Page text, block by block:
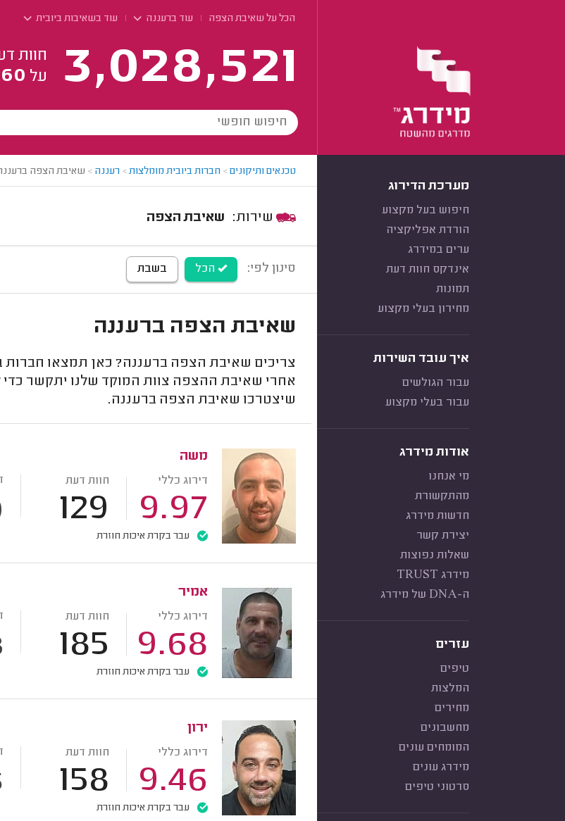
הכל על שאיבת הצפה עוד ברעננה עוד בשאיבות ביובית
3,028,521
חוות
על
מערכת הדירוג
חיפוש בעל מקצוע
הורדת אפליקציה
ערים במידרג
אינדקס חוות דעת
תמונות
מחירון בעלי מקצוע
איך עובד השירות
עבור הגולשים
עבור בעלי מקצוע
אודות מידרג
מי אנחנו
מהתקשורת
חדשות מידרג
יצירת קשר
שאלות נפוצות
מידרג TRUST
ה-DNA של מידרג
עזרים
טיפים
המלצות
מחירים
מחשבונים
המומחים עונים
מידרג עונים
סרטוני טיפים
טכנאים ותיקונים> חברות ביובית מומלצות> רעננה > שאיבת הצפה
שאיבת הצפה
סינון לפי: הכל בשבת
שאיבת הצפה ברעננה
צריכים שאיבת הצפה ברעננה? כאן תמצאו חברות
אחרי שאיבת ההצפה צוות המוקד שלנו יתקשר
שיצטרכו שאיבת הצפה ברעננה.
משה
דירוג כללי
9.97
חוות דעת
129
עבר בקרת איכות חוזרת
אמיר
דירוג כללי
9.68
חוות דעת
185
עבר בקרת איכות חוזרת
ירון
דירוג כללי
9.46
חוות דעת
158
עבר בקרת איכות חוזרת